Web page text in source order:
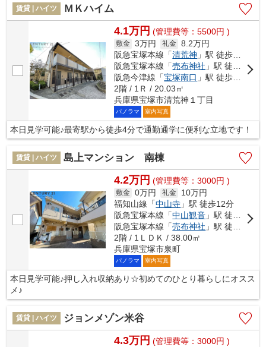
賃貸 | ハイツ ＭＫハイム
4.1万円 (管理費等：5500円 )
敷金 3万円 礼金 8.2万円
阪急宝塚本線「清荒神 」駅 徒歩4分
阪急宝塚本線「売布神社 」駅 徒歩14分
阪急今津線「宝塚南口 」駅 徒歩16分
2階 / 1Ｒ / 20.03㎡
兵庫県宝塚市清荒神１丁目
パノラマ 室内写真
本日見学可能♪最寄駅から徒歩4分で通勤通学に便利な立地です！
賃貸 | ハイツ 島上マンション 南棟
4.2万円 (管理費等：3000円 )
敷金 0万円 礼金
10万円
福知山線「中山寺 」駅 徒歩12分
阪急宝塚本線「中山観音 」駅 徒歩15分
阪急宝塚本線「売布神社 」駅 徒歩18分
2階 / 1ＬＤＫ / 38.00㎡
兵庫県宝塚市泉町
パノラマ 室内写真
本日見学可能♪押し入れ収納あり☆初めてのひとり暮らしにオスス
メ♪
賃貸 | ハイツ ジョンメゾン米谷
4.3万円 (管理費等：3000円 )